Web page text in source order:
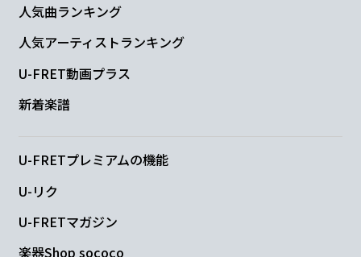
人気曲ランキング
人気アーティストランキング
U-FRET動画プラス
新着楽譜
U-FRETプレミアムの機能
U-リク
U-FRETマガジン
楽器Shop sococo